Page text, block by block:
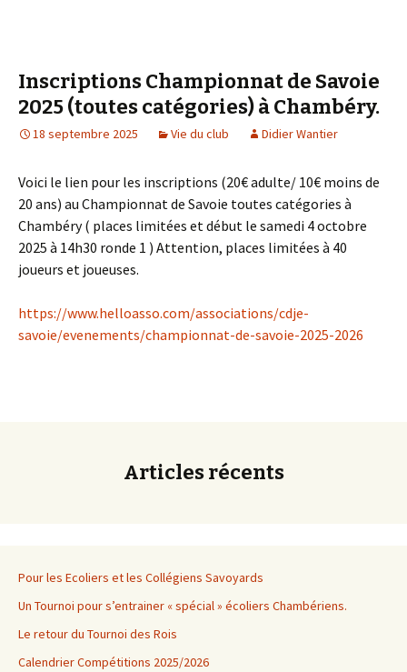
Inscriptions Championnat de Savoie
2025 (toutes catégories) à Chambéry.
18 septembre 2025 Vie du club Didier Wantier
Voici le lien pour les inscriptions (20€ adulte/ 10€ moins de
20 ans) au Championnat de Savoie toutes catégories à
Chambéry ( places limitées et début le samedi 4 octobre
2025 à 14h30 ronde 1 ) Attention, places limitées à 40
joueurs et joueuses.
https://www.helloasso.com/associations/cdje-
savoie/evenements/championnat-de-savoie-2025-2026
Articles récents
Pour les Ecoliers et les Collégiens Savoyards
Un Tournoi pour s’entrainer « spécial » écoliers Chambériens.
Le retour du Tournoi des Rois
Calendrier Compétitions 2025/2026